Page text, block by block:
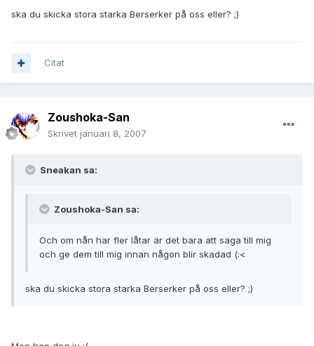
ska du skicka stora starka Berserker på oss eller? ;)
Citat
Zoushoka-San
Skrivet januari 8, 2007
Sneakan sa:
Zoushoka-San sa:
Och om nån har fler låtar är det bara att säga till mig
och ge dem till mig innan någon blir skadad (:<
ska du skicka stora starka Berserker på oss eller? ;)